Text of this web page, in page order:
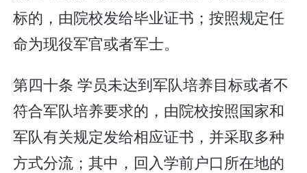
标的，由院校发给毕业证书；按照规定任
命为现役军官或者军士。
第四十条 学员未达到军队培养目标或者不
符合军队培养要求的，由院校按照国家和
军队有关规定发给相应证书，并采取多种
方式分流；其中，回入学前户口所在地的